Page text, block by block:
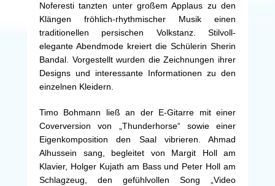
Noferesti tanzten unter großem Applaus zu den
Klängen fröhlich-rhythmischer Musik einen
traditionellen persischen Volkstanz. Stilvoll-
elegante Abendmode kreiert die Schülerin Sherin
Bandal. Vorgestellt wurden die Zeichnungen ihrer
Designs und interessante Informationen zu den
einzelnen Kleidern.
Timo Bohmann ließ an der E-Gitarre mit einer
Coverversion von „Thunderhorse“ sowie einer
Eigenkomposition den Saal vibrieren. Ahmad
Alhussein sang, begleitet von Margit Holl am
Klavier, Holger Kujath am Bass und Peter Holl am
Schlagzeug, den gefühlvollen Song „Video